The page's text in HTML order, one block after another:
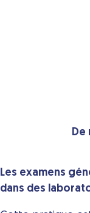
De
Les examens
dans des